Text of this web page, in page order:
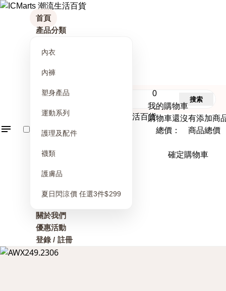
首頁
產品分類
內衣
內褲
塑身產品
運動系列
護理及配件
襪類
護膚品
夏日閃涼價 任選3件$299
關於我們
優惠活動
登錄 / 註冊
0
我的購物車
購物車還沒有添加商
總價： 商品總價
確定購物車
搜索